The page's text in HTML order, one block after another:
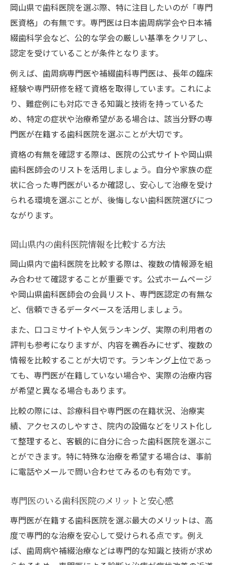
ト
補綴歯科治療後のアフターケアと対応
実体験から知る岡山県の歯科医院事情
歯科医院選びで失敗しないための体験談
岡山県で評判の歯科医院の共通点
患者目線で語る歯科医院の選択基準
歯科医院訪問時のチェックポイント紹介
岡山県で歯科医院を選ぶ際、特に注目したいのが「専門
医資格」の有無です。専門医は日本歯周病学会や日本補
綴歯科学会など、公的な学会の厳しい基準をクリアし、
認定を受けていることが条件となります。
例えば、歯周病専門医や補綴歯科専門医は、長年の臨床
経験や専門研修を経て資格を取得しています。これによ
り、難症例にも対応できる知識と技術を持っているた
め、特定の症状や治療希望がある場合は、該当分野の専
門医が在籍する歯科医院を選ぶことが大切です。
資格の有無を確認する際は、医院の公式サイトや岡山県
歯科医師会のリストを活用しましょう。自分や家族の症
状に合った専門医がいるか確認し、安心して治療を受け
られる環境を選ぶことが、後悔しない歯科医院選びにつ
ながります。
岡山県内の歯科医院情報を比較する方法
岡山県内で歯科医院を比較する際は、複数の情報源を組
み合わせて確認することが重要です。公式ホームページ
や岡山県歯科医師会の会員リスト、専門医認定の有無な
ど、信頼できるデータベースを活用しましょう。
また、口コミサイトや人気ランキング、実際の利用者の
評判も参考になりますが、内容を鵜呑みにせず、複数の
情報を比較することが大切です。ランキング上位であっ
ても、専門医が在籍していない場合や、実際の治療内容
が希望と異なる場合もあります。
比較の際には、診療科目や専門医の在籍状況、治療実
績、アクセスのしやすさ、院内の設備などをリスト化し
て整理すると、客観的に自分に合った歯科医院を選ぶこ
とができます。特に特殊な治療を希望する場合は、事前
に電話やメールで問い合わせてみるのも有効です。
専門医のいる歯科医院のメリットと安心感
専門医が在籍する歯科医院を選ぶ最大のメリットは、高
度で専門的な治療を安心して受けられる点です。例え
ば、歯周病や補綴治療などは専門的な知識と技術が求め